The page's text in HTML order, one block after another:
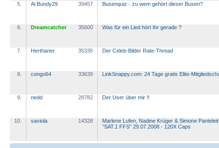
5. Al Bundy29 39457 Busenquiz - zu wem gehört dieser Busen?
6. Dreamcatcher 35600 Was für ein Lied hört Ihr gerade ?
7. Herthaner 35335 Der Celeb-Bilder Rate-Thread
8. congo64 33639 LinkSnappy.com: 24 Tage gratis Elite-
9. nedd 28782 Der User über mir !!
10. saviola 14328
Marlene Lufen, Nadine Krüger & Simone
°SAT.1 FFS° 29.07.2008 - 120X Caps